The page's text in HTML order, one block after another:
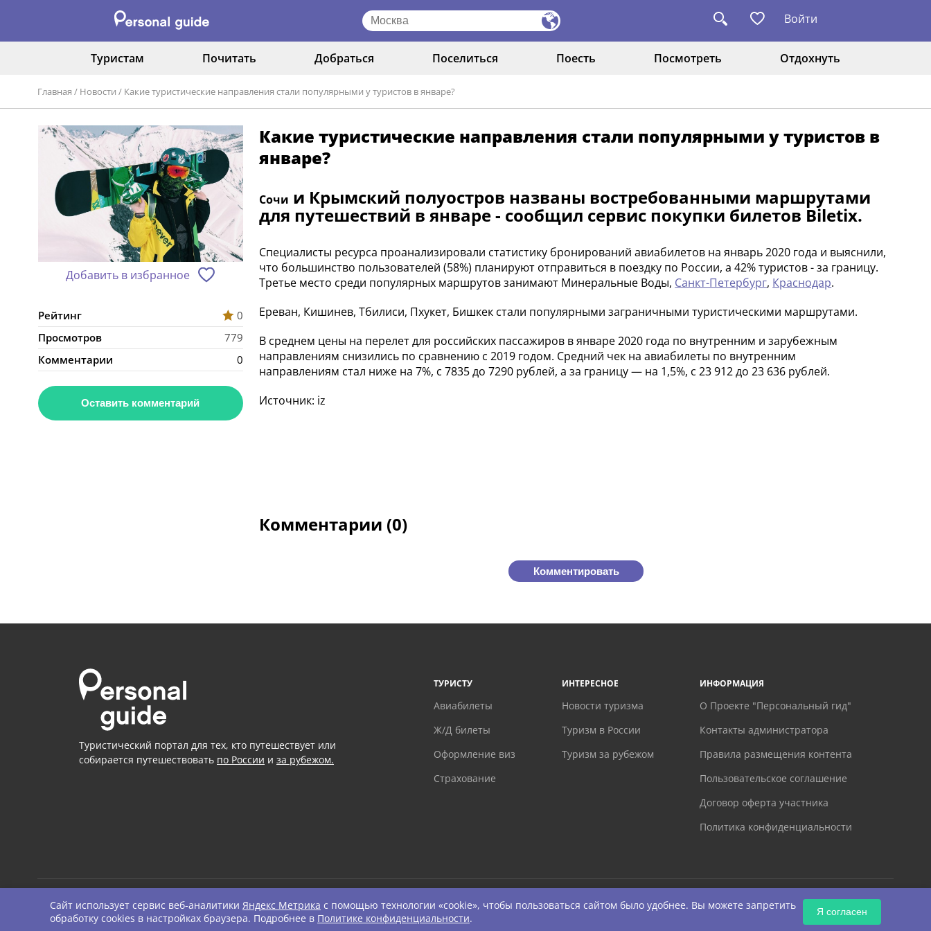
Войти
Туристам Почитать Добраться Поселиться Поесть Посмотреть Отдохнуть
Главная / Новости / Какие туристические направления стали популярными у туристов в январе?
Добавить в избранное
Рейтинг
0
Просмотров
779
Комментарии
0
Оставить комментарий
Какие туристические направления стали популярными у туристов в
январе?
Сочи и Крымский полуостров названы востребованными маршрутами
для путешествий в январе - сообщил сервис покупки билетов Biletix.
Специалисты ресурса проанализировали статистику бронирований авиабилетов на январь 2020 года и выяснили,
что большинство пользователей (58%) планируют отправиться в поездку по России, а 42% туристов - за границу.
Третье место среди популярных маршрутов занимают Минеральные Воды, Санкт-Петербург, Краснодар.
Ереван, Кишинев, Тбилиси, Пхукет, Бишкек стали популярными заграничными туристическими маршрутами.
В среднем цены на перелет для российских пассажиров в январе 2020 года по внутренним и зарубежным
направлениям снизились по сравнению с 2019 годом. Средний чек на авиабилеты по внутренним
направлениям стал ниже на 7%, с 7835 до 7290 рублей, а за границу — на 1,5%, с 23 912 до 23 636 рублей.
Источник: iz
Комментарии (0)
Комментировать
Туристический портал для тех, кто путешествует или
собирается путешествовать по России и за рубежом.
ТУРИСТУ
Авиабилеты
Ж/Д билеты
Оформление виз
Страхование
ИНТЕРЕСНОЕ
Новости туризма
Туризм в России
Туризм за рубежом
ИНФОРМАЦИЯ
О Проекте "Персональный гид"
Контакты администратора
Правила размещения контента
Пользовательское соглашение
Договор оферта участника
Политика конфиденциальности
© Personal Guide. All rights Reserved.
Сайт использует сервис веб-аналитики Яндекс Метрика с помощью технологии «cookie», чтобы пользоваться сайтом было удобнее. Вы можете запретить
обработку cookies в настройках браузера. Подробнее в Политике конфиденциальности.
Я согласен